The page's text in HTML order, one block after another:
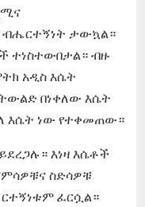
ብሔርተኝነት ታውኳል።
ተነስተውበታል። ብዙ
አዲስ እሴት
በነቀለው እሴት
እሴት ነው የተቀመጠው።
እነዛ እሴቶች
ስድሳዎቹ
ፈርሷል።